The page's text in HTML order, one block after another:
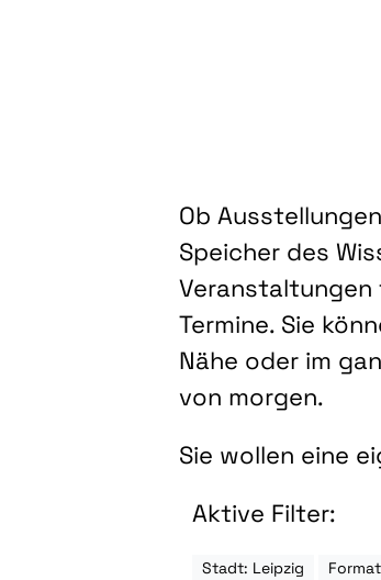
Ob
Speicher des
Veranstaltungen
Termine. Sie
Nähe oder im
von morgen.
Sie wollen eine
Aktive Filter:
Stadt: Leipzig